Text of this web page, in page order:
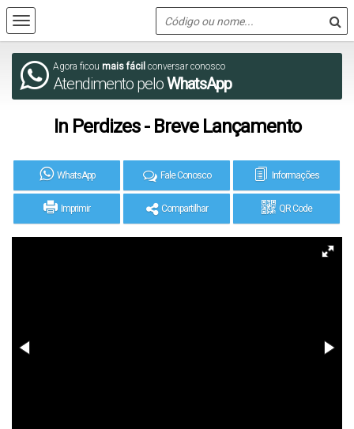
Agora ficou mais fácil conversar conosco
Atendimento peloWhatsApp
In Perdizes - Breve Lançamento
WhatsApp Fale Conosco Informações
Imprimir Compartilhar QR Code